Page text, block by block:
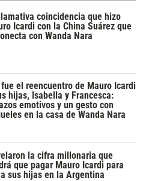
coincidencia que hizo
Icardi con la China Suárez que
con Wanda Nara
el reencuentro de Mauro Icardi
hijas, Isabella y Francesca:
emotivos y un gesto con
en la casa de Wanda Nara
la cifra millonaria que
que pagar Mauro Icardi para
sus hijas en la Argentina